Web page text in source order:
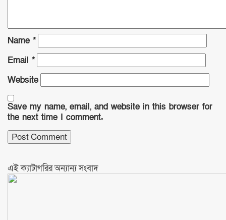
Name *
Email *
Website
Save my name, email, and website in this browser for
the next time I comment.
এই ক্যাটাগরির অন্যান্য সংবাদ